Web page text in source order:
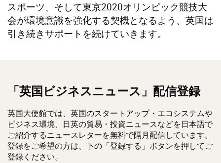
スポーツ、そして東京2020オリンピック競技大
会が環境意識を強化する契機となるよう、英国は
引き続きサポートを続けていきます。
「英国ビジネスニュース」配信登録
英国大使館では、英国のスタートアップ・エコシステムや
ビジネス環境、日英の貿易・投資ニュースなどを日本語で
ご紹介するニュースレターを無料で隔月配信しています。
登録をご希望の方は、下の「登録する」ボタンを押してご
登録ください。